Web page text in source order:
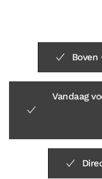
Boven
Vandaag